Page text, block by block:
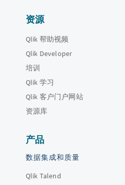
资源
Qlik 帮助视频
Qlik Developer
培训
Qlik 学习
Qlik 客户门户网站
资源库
产品
数据集成和质量
Qlik Talend